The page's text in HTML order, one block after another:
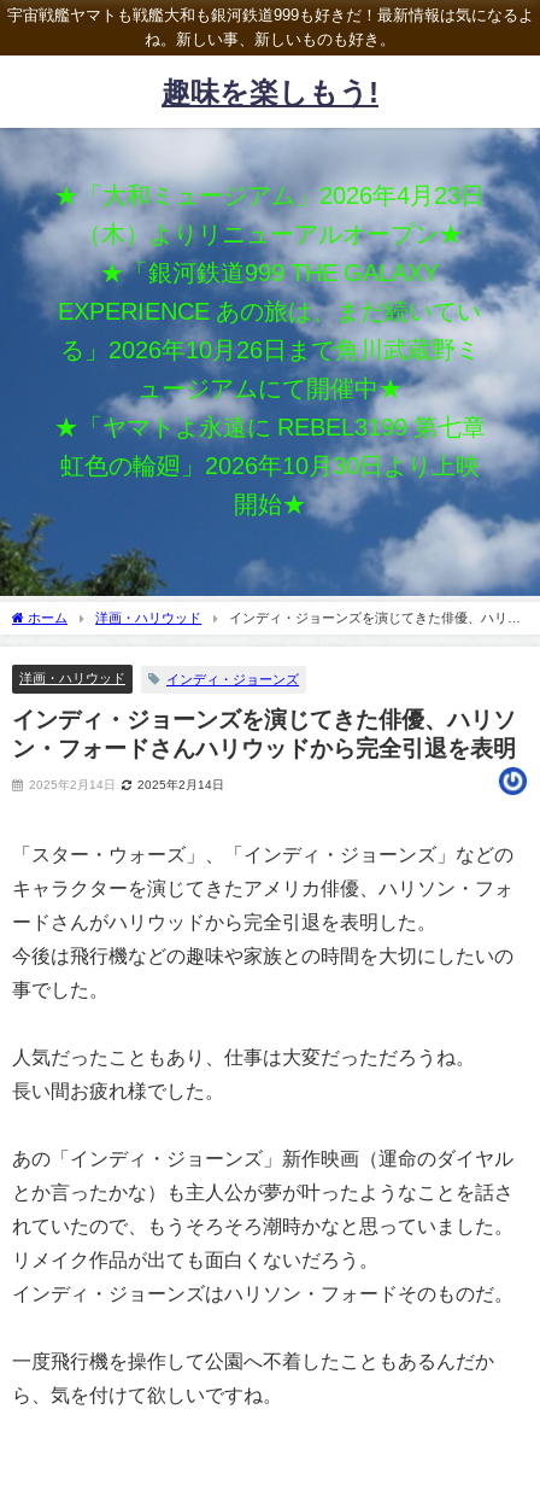
宇宙戦艦ヤマトも戦艦大和も銀河鉄道999も好きだ！最新情報は気になるよ
ね。新しい事、新しいものも好き。
趣味を楽しもう!
★「大和ミュージアム」2026年4月23日
（木）よりリニューアルオープン★
★「銀河鉄道999 THE GALAXY
EXPERIENCE あの旅は、まだ続いてい
る」2026年10月26日まで角川武蔵野ミ
ュージアムにて開催中★
★「ヤマトよ永遠に REBEL3199 第七章
虹色の輪廻」2026年10月30日より上映
開始★
ホーム 洋画・ハリウッド
インディ・ジョーンズを演じてきた俳優、ハリソ
洋画・ハリウッド インディ・ジョーンズ
インディ・ジョーンズを演じてきた俳優、ハリソ
ン・フォードさんハリウッドから完全引退を表明
2025年2月14日 2025年2月14日
「スター・ウォーズ」、「インディ・ジョーンズ」などの
キャラクターを演じてきたアメリカ俳優、ハリソン・フォ
ードさんがハリウッドから完全引退を表明した。
今後は飛行機などの趣味や家族との時間を大切にしたいの
事でした。
人気だったこともあり、仕事は大変だっただろうね。
長い間お疲れ様でした。
あの「インディ・ジョーンズ」新作映画（運命のダイヤル
とか言ったかな）も主人公が夢が叶ったようなことを話さ
れていたので、もうそろそろ潮時かなと思っていました。
リメイク作品が出ても面白くないだろう。
インディ・ジョーンズはハリソン・フォードそのものだ。
一度飛行機を操作して公園へ不着したこともあるんだか
ら、気を付けて欲しいですね。